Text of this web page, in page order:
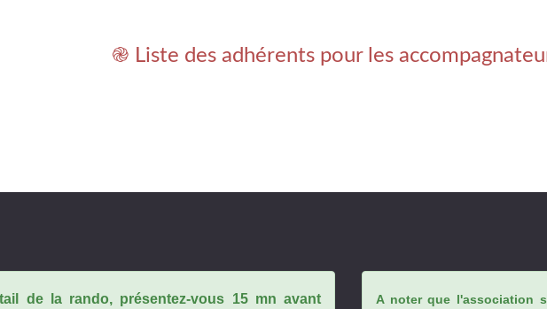
֎ Liste des adhérents pour les
de la rando, présentez-vous 15 mn avant
A noter que l'association